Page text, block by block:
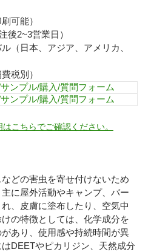
可能）
2~3営業日）
（日本、アジア、アメリカ、
税別）
サンプル/購入/質問フォーム
サンプル/購入/質問フォーム
こちらでご確認ください。
どの害虫を寄せ付けないため
に屋外活動やキャンプ、バー
、皮膚に塗布したり、空気中
の特徴としては、化学成分を
あり、使用感や持続時間が異
DEETやピカリジン、天然成分